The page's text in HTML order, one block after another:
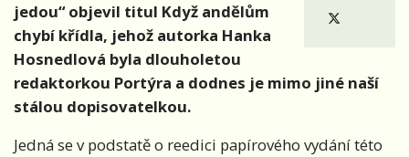
jedou“ objevil titul Když andělům
chybí křídla, jehož autorka Hanka
Hosnedlová byla dlouholetou
redaktorkou Portýra a dodnes je mimo jiné naší
stálou dopisovatelkou.
Jedná se v podstatě o reedici papírového vydání této